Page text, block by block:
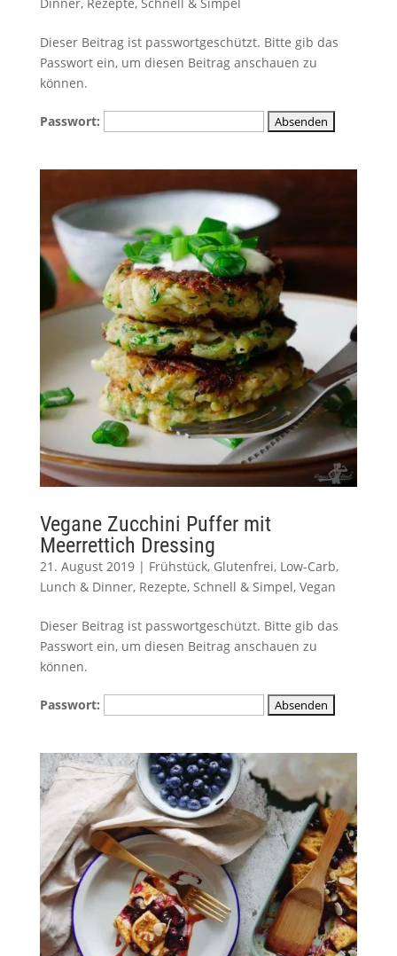
Dieser Beitrag ist passwortgeschützt. Bitte gib das
Passwort ein, um diesen Beitrag anschauen zu
können.
Passwort:
Vegane Zucchini Puffer mit
Meerrettich Dressing
21. August 2019| Frühstück, Glutenfrei, Low-Carb,
Lunch & Dinner, Rezepte, Schnell & Simpel, Vegan
Dieser Beitrag ist passwortgeschützt. Bitte gib das
Passwort ein, um diesen Beitrag anschauen zu
können.
Passwort: